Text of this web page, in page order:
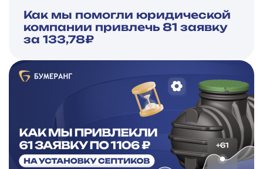
Как мы помогли юридической
компании привлечь 81 заявку
за 133,78₽